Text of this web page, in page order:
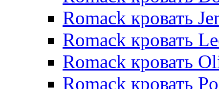
Romack кровать
Romack кровать
Romack кровать
Romack кровать